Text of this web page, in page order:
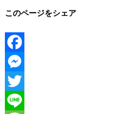
このページをシェア
Facebook
Messenger
Twitter